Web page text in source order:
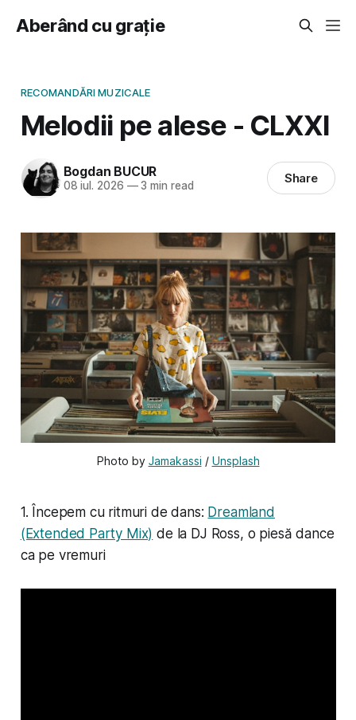
Aberând cu grație
RECOMANDĂRI MUZICALE
Melodii pe alese - CLXXI
Bogdan BUCUR
08 iul. 2026 —3 min read Share
Photo by Jamakassi / Unsplash
1. Începem cu ritmuri de dans: Dreamland
(Extended Party Mix) de la DJ Ross, o piesă dance
ca pe vremuri